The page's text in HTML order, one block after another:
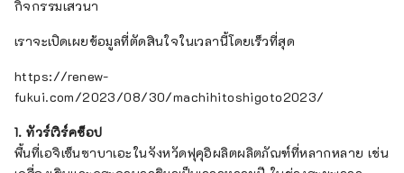
กิจกรรมเสวนา
เราจะเปิดเผยข้อมูลที่ตัดสินใจในเวลานี้โดยเร็วที่สุด
https://renew-
fukui.com/2023/08/30/machihitoshigoto2023/
1. ทัวร์เวิร์คช็อป
พื้นที่เอจิเซ็นซาบาเอะในจังหวัดฟุคุอิผลิตผลิตภัณฑ์ที่หลากหลาย เช่น